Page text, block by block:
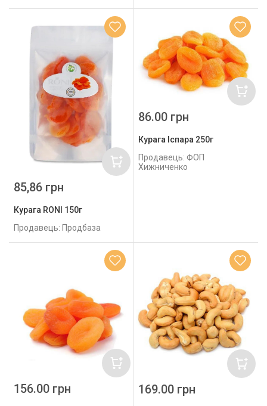
Курага RONI 150г
Продавець: Продбаза
85,86 грн
Курага Іспара 250г
Продавець: ФОП
Хижниченко
86.00 грн
156.00 грн 169.00 грн